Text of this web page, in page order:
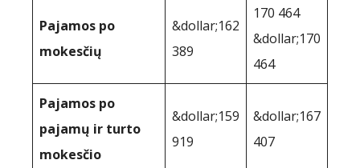
Pajamos po
mokesčių
&dollar;162
389
170 464
&dollar;170
464
Pajamos po
pajamų ir turto
mokesčio
&dollar;159
919
&dollar;167
407